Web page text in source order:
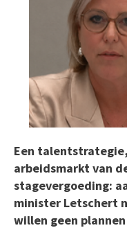
Een
arbeidsmarkt van
stagevergoeding:
minister Letschert
willen geen